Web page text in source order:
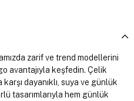
zarif ve trend modellerini
avantajıyla keşfedin. Çelik
dayanıklı, suya ve günlük
tasarımlarıyla hem günlük